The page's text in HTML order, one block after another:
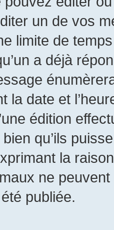
un de vos
limite de
a déjà
la date et
édition
qu’ils
la
ne
publiée.